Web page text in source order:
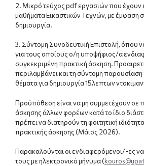
2. Μικρό τεύχος pdf εργασιών που έχουν
μαθήματα Εικαστικών Τεχνών, με έμφαση
δημιουργία.
3. Σύντομη Συνοδευτική Επιστολή, όπου
για τους οποίους ο/η υποψήφιος/α
συγκεκριμένη πρακτική άσκηση.
περιλαμβάνει και τη σύντομη
θέματα για δημιουργία 15λεπτων
Προϋπόθεση είναι να μη συμμετέχουν σε
άσκησης άλλων φορέων κατά το ίδιο
πρέπει να διατηρούν τη φοιτητική
πρακτικής άσκησης (Μάιος 2026).
Παρακαλούνται οι ενδιαφερόμενοι/-ες να
τους με ηλεκτρονικό μήνυμα (